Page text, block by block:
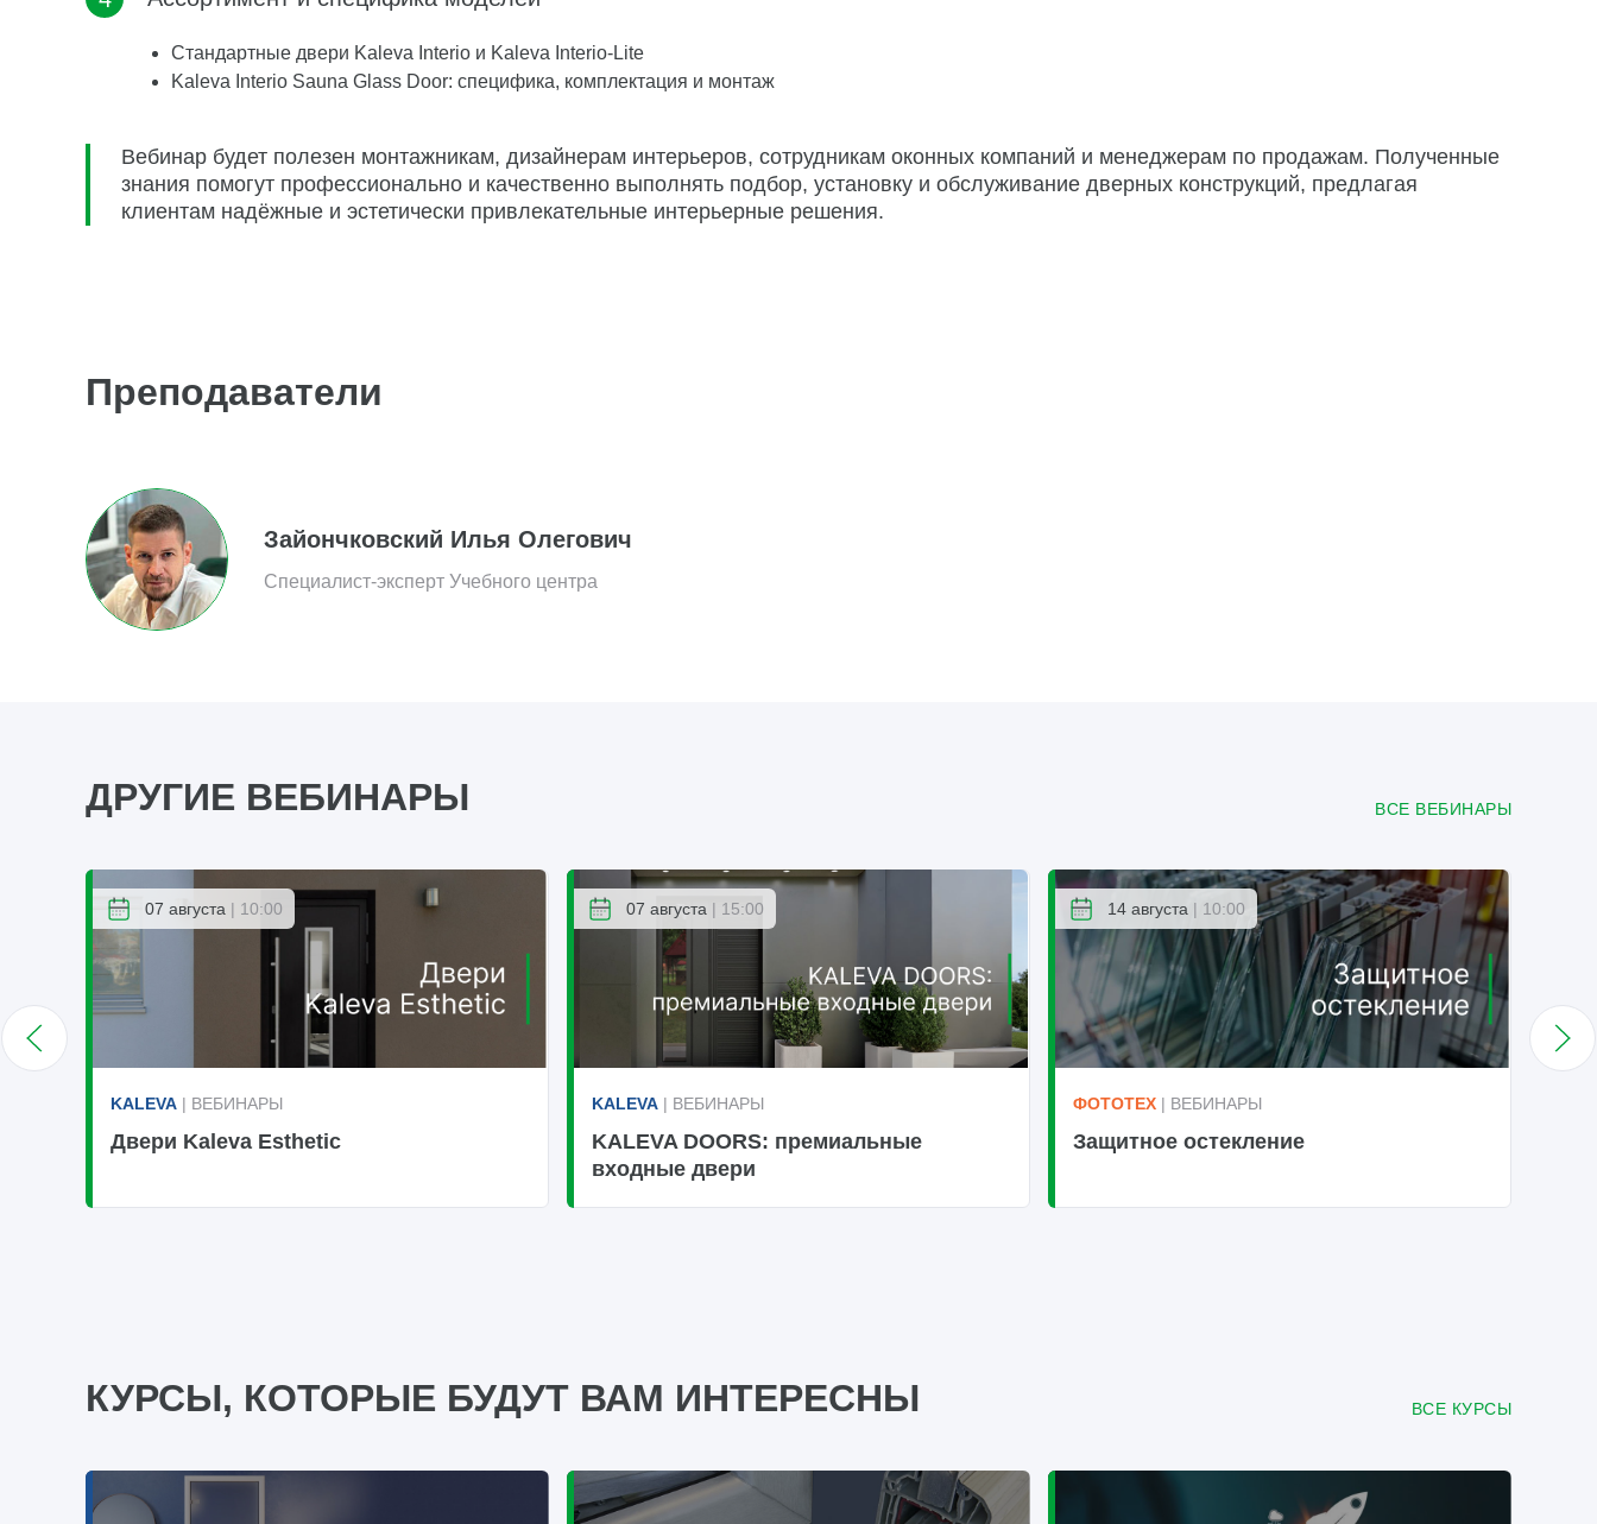
Стандартные двери Kaleva Interio и Kaleva Interio-Lite
Kaleva Interio Sauna Glass Door: специфика, комплектация и монтаж
Вебинар будет полезен монтажникам, дизайнерам интерьеров, сотрудникам оконных компаний и менеджерам по продажам. Полученные
знания помогут профессионально и качественно выполнять подбор, установку и обслуживание дверных конструкций, предлагая
клиентам надёжные и эстетически привлекательные интерьерные решения.
Преподаватели
Зайончковский Илья Олегович
Специалист-эксперт Учебного центра
ДРУГИЕ ВЕБИНАРЫ ВСЕ ВЕБИНАРЫ
07 августа | 10:00
KALEVA | ВЕБИНАРЫ
Двери Kaleva Esthetic
07 августа | 15:00
KALEVA | ВЕБИНАРЫ
KALEVA DOORS: премиальные
входные двери
14 августа | 10:00
ФОТОТЕХ | ВЕБИНАРЫ
Защитное остекление
КУРСЫ, КОТОРЫЕ БУДУТ ВАМ ИНТЕРЕСНЫ ВСЕ КУРСЫ